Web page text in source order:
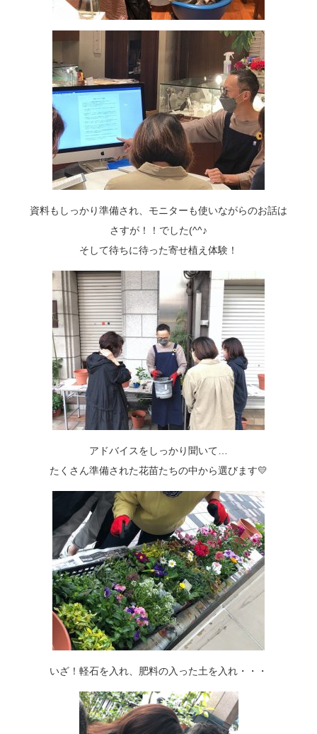
資料もしっかり準備され、モニターも使いながらのお話は
さすが！！でした(^^♪
そして待ちに待った寄せ植え体験！
アドバイスをしっかり聞いて…
たくさん準備された花苗たちの中から選びます💛
いざ！軽石を入れ、肥料の入った土を入れ・・・